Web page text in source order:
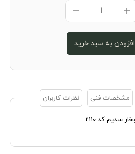
افزودن به سبد خرید
مشخصات فنی نظرات کاربران